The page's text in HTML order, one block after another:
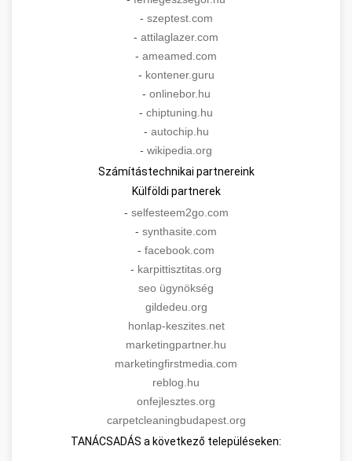
- szeptest.com
- attilaglazer.com
- ameamed.com
- kontener.guru
- onlinebor.hu
- chiptuning.hu
- autochip.hu
- wikipedia.org
Számítástechnikai partnereink
Külföldi partnerek
- selfesteem2go.com
- synthasite.com
- facebook.com
- karpittisztitas.org
seo ügynökség
gildedeu.org
honlap-keszites.net
marketingpartner.hu
marketingfirstmedia.com
reblog.hu
onfejlesztes.org
carpetcleaningbudapest.org
TANÁCSADÁS a következő településeken: